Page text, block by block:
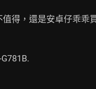
得，還是安卓仔乖乖